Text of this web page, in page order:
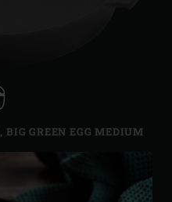
,BIG GREEN EGG MEDIUM